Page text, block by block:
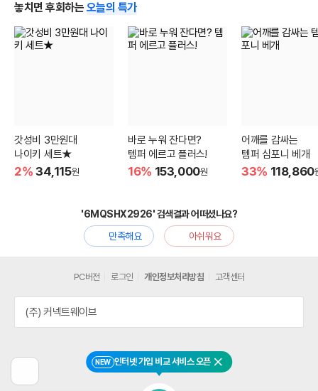
놓치면 후회하는 오늘의 특가
갓성비 3만원대
나이키 세트★
2% 34,115원
바로 누워 잔다면?
템퍼 에르고 플러스!
16% 153,000원
어깨를 감싸는
템퍼 심포니 베개
33% 118,860
'6MQSHX2926' 검색결과 어떠셨나요?
만족해요
아쉬워요
전
NEW 인터넷 가입 비교 서비스 오픈 닫기
PC버전 로그인 개인정보처리방침 고객센터
(주) 커넥트웨이브